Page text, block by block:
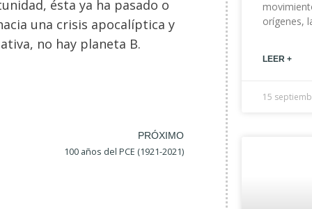
ésta ya ha pasado o
una crisis apocalíptica y
no hay planeta B.
PRÓXIMO
100 años del PCE (1921-2021)
orígenes,
LEER +
15